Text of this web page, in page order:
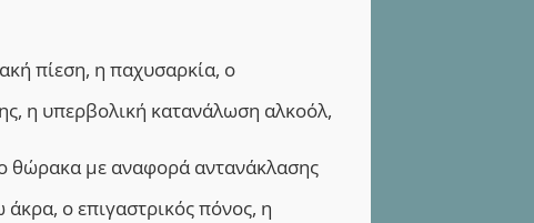
πίεση, η παχυσαρκία, ο
η υπερβολική κατανάλωση αλκοόλ,
θώρακα με αναφορά αντανάκλασης
ο επιγαστρικός πόνος, η